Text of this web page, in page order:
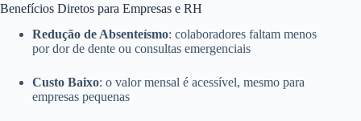
Benefícios Diretos para Empresas e RH
Redução de Absenteísmo: colaboradores faltam menos
por dor de dente ou consultas emergenciais
Custo Baixo: o valor mensal é acessível, mesmo para
empresas pequenas